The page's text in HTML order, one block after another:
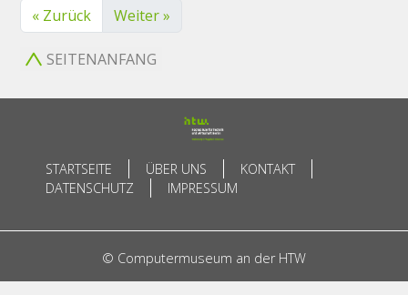
« Zurück Weiter »
SEITENANFANG
STARTSEITE ÜBER UNS
KONTAKT
DATENSCHUTZ
IMPRESSUM
© Computermuseum an der HTW